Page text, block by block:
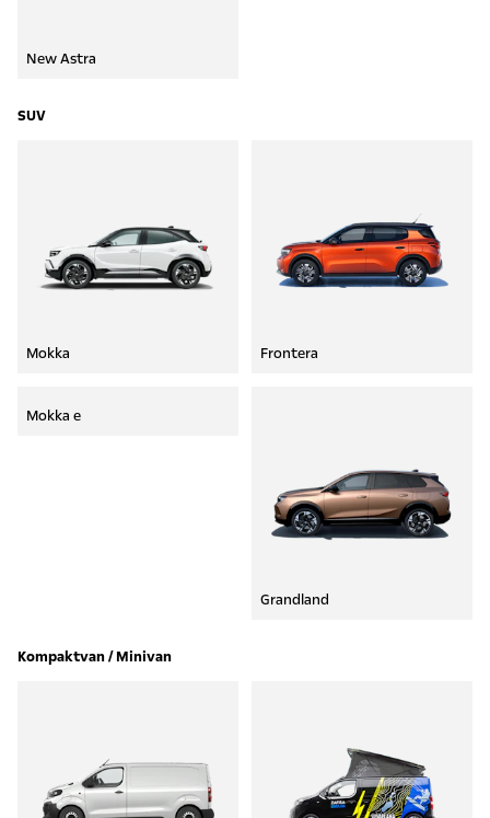
New Astra
SUV
Mokka Frontera
Mokka e
Grandland
Kompaktvan / Minivan